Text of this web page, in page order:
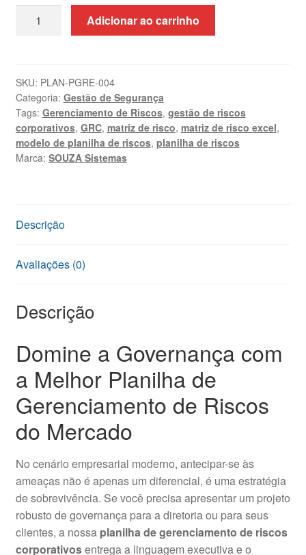
Riscos
Excel
ISO
31000
quantidade
Adicionar ao carrinho
SKU: PLAN-PGRE-004
Categoria: Gestão de Segurança
Tags: Gerenciamento de Riscos, gestão de riscos
corporativos, GRC, matriz de risco, matriz de risco excel,
modelo de planilha de riscos, planilha de riscos
Marca: SOUZA Sistemas
Descrição
Avaliações (0)
Descrição
Domine a Governança com
a Melhor Planilha de
Gerenciamento de Riscos
do Mercado
No cenário empresarial moderno, antecipar-se às
ameaças não é apenas um diferencial, é uma estratégia
de sobrevivência. Se você precisa apresentar um projeto
robusto de governança para a diretoria ou para seus
clientes, a nossa planilha de gerenciamento de riscos
corporativosentrega a linguagem executiva e o